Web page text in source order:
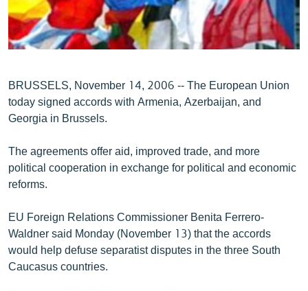
ՍՊՈՐՏ
ՄԵԿՆԱԲԱՆՈՒԹՅՈՒՆ
ԿՈՐՈՆԱՎԻՐՈՒՍ
ԱՐԽԻՎ
ԲԱՆԱՎԵՃ
ՁԳՏԵԼՈՎ ԼԱՎԱԳՈՒՅՆԻՆ
Հայերեն
English
BRUSSELS, November 14, 2006 -- The European Union
today signed accords with Armenia, Azerbaijan, and
Georgia in Brussels.
The agreements offer aid, improved trade, and more
political cooperation in exchange for political and economic
reforms.
EU Foreign Relations Commissioner Benita Ferrero-
Waldner said Monday (November 13) that the accords
would help defuse separatist disputes in the three South
Caucasus countries.